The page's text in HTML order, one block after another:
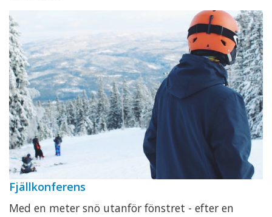
Fjällkonferens
Med en meter snö utanför fönstret - efter en